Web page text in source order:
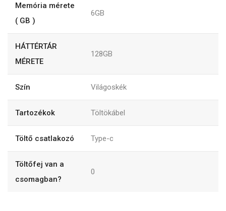
Memória mérete
( GB )
6GB
HÁTTÉRTÁR
MÉRETE
128GB
Szín Világoskék
Tartozékok Töltökábel
Töltő csatlakozó Type-c
Töltőfej van a
csomagban?
0